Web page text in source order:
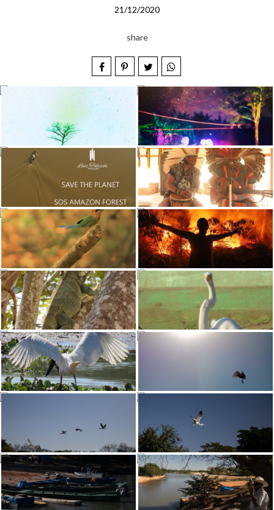
21/12/2020
share